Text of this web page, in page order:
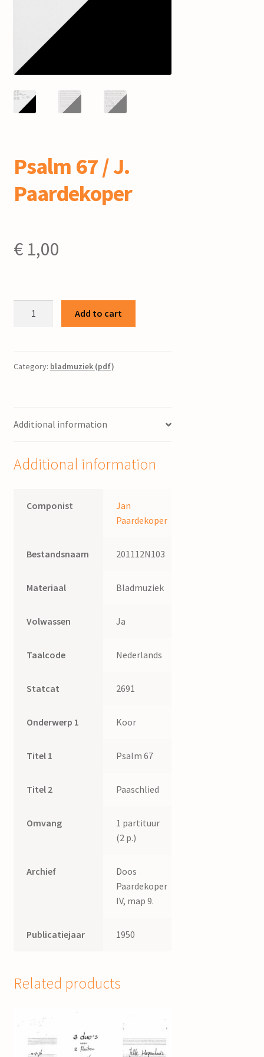
Psalm 67 / J.
Paardekoper
€1,00
Paardekoper
Add to cart
Category: bladmuziek (pdf)
Additional information
Additional information
Componist
Jan
Paardekoper
Bestandsnaam 201112N103
Materiaal Bladmuziek
Volwassen Ja
Taalcode Nederlands
Statcat 2691
Onderwerp 1 Koor
Titel 1 Psalm 67
Titel 2 Paaschlied
Omvang
1 partituur
(2 p.)
Archief
Doos
Paardekoper
IV, map 9.
Publicatiejaar 1950
Related products